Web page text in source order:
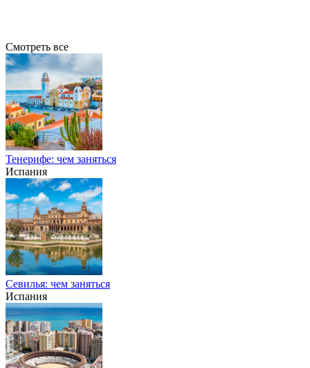
Смотреть все
Тенерифе: чем заняться
Испания
Севилья: чем заняться
Испания